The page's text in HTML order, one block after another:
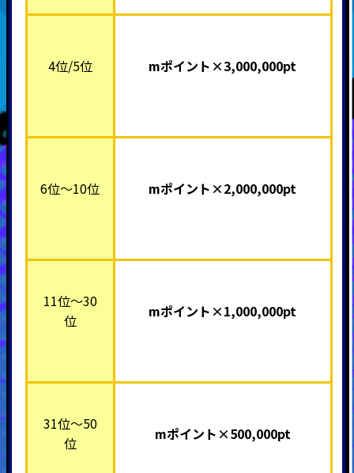
4位/5位 mポイント×3,000,000pt
6位～10位 mポイント×2,000,000pt
11位～30
位
mポイント×1,000,000pt
31位～50
位
mポイント×500,000pt